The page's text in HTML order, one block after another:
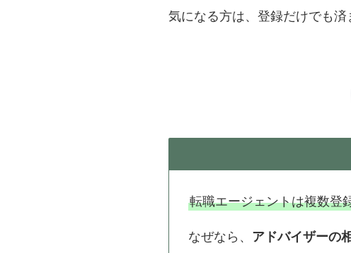
気になる方は、登録だけでも済
転職エージェントは複数登
なぜなら、 アドバイザーの